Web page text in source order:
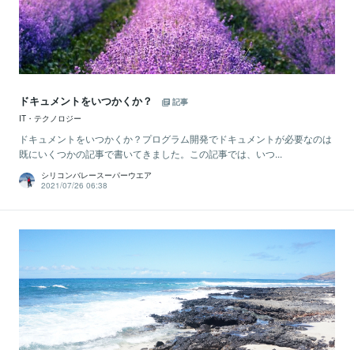
ドキュメントをいつかくか？
記事
IT・テクノロジー
ドキュメントをいつかくか？プログラム開発でドキュメントが必要なのは
既にいくつかの記事で書いてきました。この記事では、いつ...
シリコンバレースーパーウエア
2021/07/26 06:38